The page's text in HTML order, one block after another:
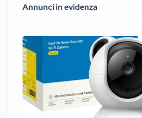
Annunci in evidenza